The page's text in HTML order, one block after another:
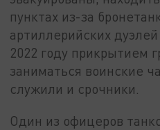
пунктах из-за
артиллерийских
2022 году прикрытием
заниматься воинские
служили и срочники.
Один из офицеров